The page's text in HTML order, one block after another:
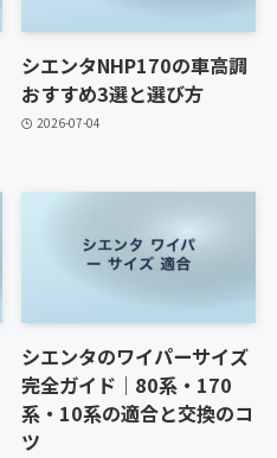
シエンタNHP170の車高調
おすすめ3選と選び方
2026-07-04
シエンタのワイパーサイズ
完全ガイド｜80系・170
系・10系の適合と交換のコ
ツ